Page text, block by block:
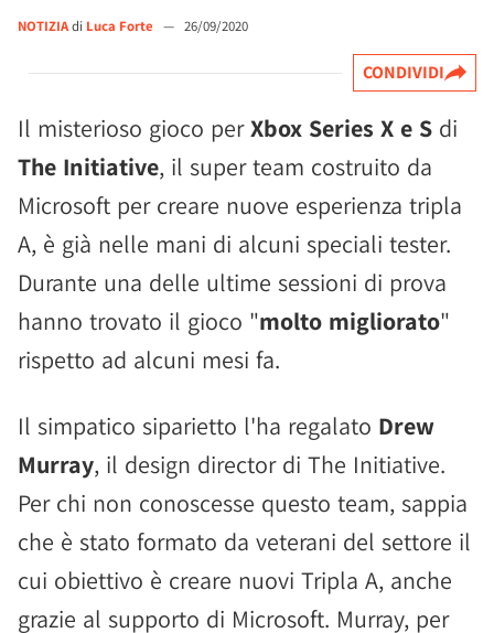
NOTIZIAdi Luca Forte — 26/09/2020
CONDIVIDI
Il misterioso gioco perXbox Series X e S di
The Initiative, il super team costruito da
Microsoft per creare nuove esperienza tripla
A, è già nelle mani di alcuni speciali tester.
Durante una delle ultime sessioni di prova
hanno trovato il gioco "molto migliorato"
rispetto ad alcuni mesi fa.
Il simpatico siparietto l'ha regalato Drew
Murray, il design director di The Initiative.
Per chi non conoscesse questo team, sappia
che è stato formato da veterani del settore il
cui obiettivo è creare nuovi Tripla A, anche
grazie al supporto di Microsoft. Murray, per